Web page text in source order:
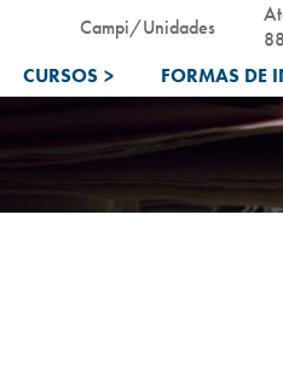
CURSOS > FORMAS DE
Campi/Unidades